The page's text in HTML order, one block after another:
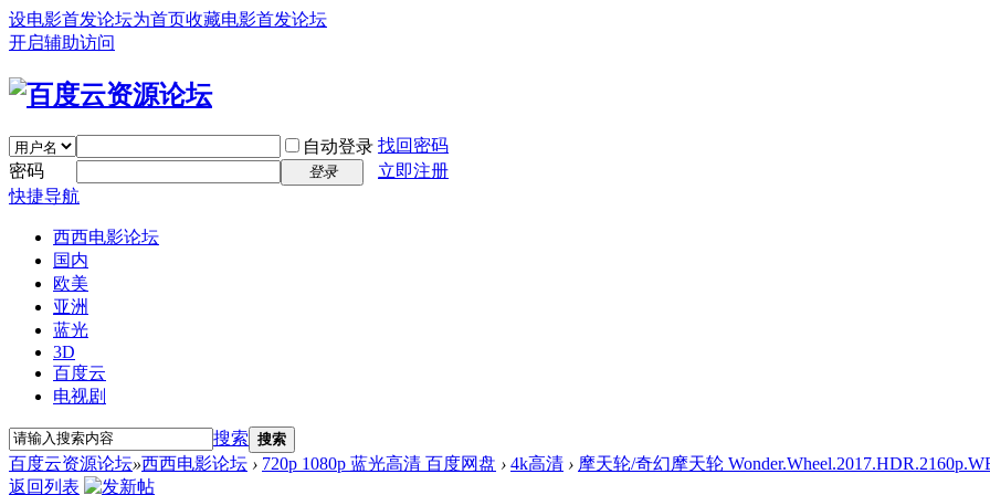
设电影首发论坛为首页收藏电影首发论坛
开启辅助访问
自动登录 找回密码
密码
登录
立即注册
快捷导航
西西电影论坛
国内
欧美
亚洲
蓝光
3D
百度云
电视剧
搜索 搜索
百度云资源论坛»西西电影论坛 › 720p 1080p 蓝光高清 百度网盘 › 4k高清 › 摩天轮/奇幻摩天轮
返回列表